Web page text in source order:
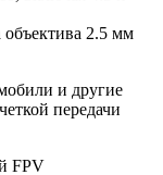
2.5 мм
и другие
передачи
FPV